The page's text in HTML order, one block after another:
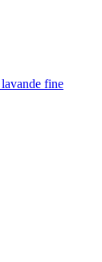
fine